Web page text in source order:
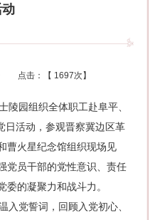
动
点击：【 1697次】
陵园组织全体职工赴阜平、
日活动，参观晋察冀边区革
曹火星纪念馆组织现场见
党员干部的党性意识、责任
委的凝聚力和战斗力。
党誓词，回顾入党初心、